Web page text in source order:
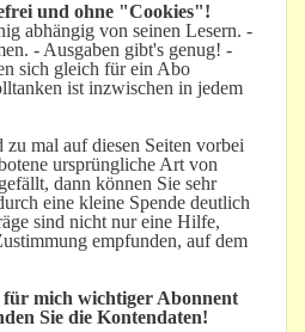
und ohne "Cookies"!
abhängig von seinen Lesern. -
- Ausgaben gibt's genug! -
sich gleich für ein Abo
ist inzwischen in jedem
mal auf diesen Seiten vorbei
ursprüngliche Art von
dann können Sie sehr
eine kleine Spende deutlich
sind nicht nur eine Hilfe,
empfunden, auf dem
für mich wichtiger Abonnent
Sie die Kontendaten!